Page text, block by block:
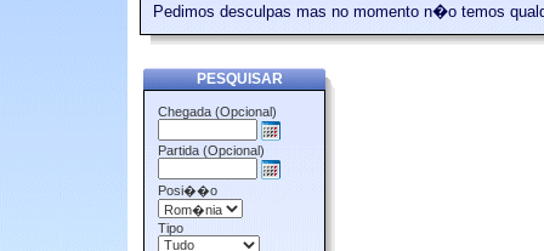
Pedimos desculpas mas no momento n�o temos
PESQUISAR
Chegada (Opcional)
Partida (Opcional)
Posi��o
Tipo